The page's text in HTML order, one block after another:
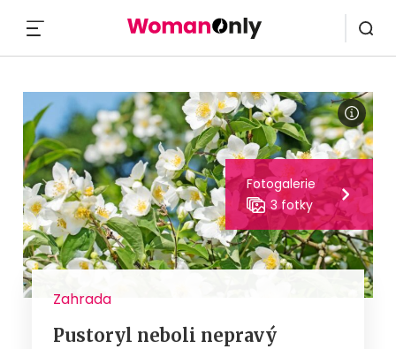
Fotogalerie
3 fotky
Zahrada
Pustoryl neboli nepravý